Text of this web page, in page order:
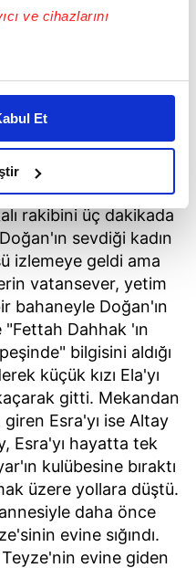
ve cihazlarını
sizlere özel
Bunu yaparken
deneyimi sunmak
sunabilmek adına
ve bu noktada,
noktasında tek gelir
isteriz.
çerezlere izin vermedikleri
için İnternet
kişilere ait çerezler
çeşitli kişisel
olan çerezler bilgi
amacıyla
sitemizin daha işlevsel
sizlere yönelik
yapılması, amaçlarıyla
kullanılacaktır.
Et
bir dövüş
rakibini üç dakikada
sevdiği kadın
izlemeye geldi ama
vatansever, yetim
bahaneyle Doğan'ın
"Fettah Dahhak 'ın
bilgisini aldığı
küçük kızı Ela'yı
gitti. Mekandan
giren Esra'yı ise Altay
Esra'yı hayatta tek
kulübesine bıraktı
üzere yollara düştü.
daha önce
evine sığındı.
Teyze'nin evine giden